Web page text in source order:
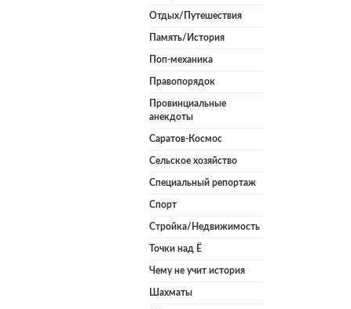
Отдых/Путешествия
Память/История
Поп-механика
Правопорядок
Провинциальные
анекдоты
Саратов-Космос
Сельское хозяйство
Специальный репортаж
Спорт
Стройка/Недвижимость
Точки над Ё
Чему не учит история
Шахматы